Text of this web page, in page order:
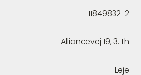
11849832-2
Alliancevej 19, 3. th
Leje